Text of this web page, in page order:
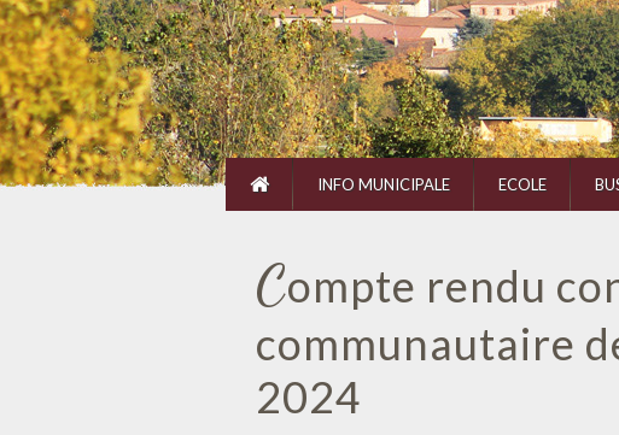
INFO MUNICIPALE ECOLE
Compte rendu
communautaire
2024